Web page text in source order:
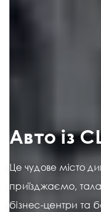
Авто із
Це чудове місто
приїзджаємо,
бізнес-центри та